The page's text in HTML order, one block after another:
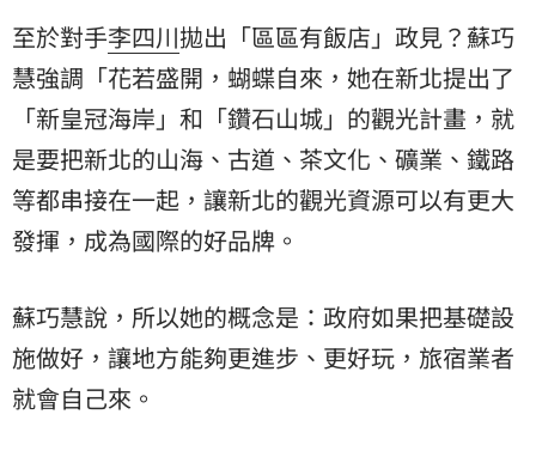
至於對手李四川拋出「區區有飯店」政見？蘇巧
慧強調「花若盛開，蝴蝶自來，她在新北提出了
「新皇冠海岸」和「鑽石山城」的觀光計畫，就
是要把新北的山海、古道、茶文化、礦業、鐵路
等都串接在一起，讓新北的觀光資源可以有更大
發揮，成為國際的好品牌。
蘇巧慧說，所以她的概念是：政府如果把基礎設
施做好，讓地方能夠更進步、更好玩，旅宿業者
就會自己來。